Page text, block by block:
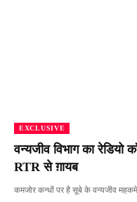
EXCLUSIVE
वन्यजीव विभाग का
RTR से ग़ायब
कमजोर कन्धों पर है सूबे के वन्यजीव महकमे